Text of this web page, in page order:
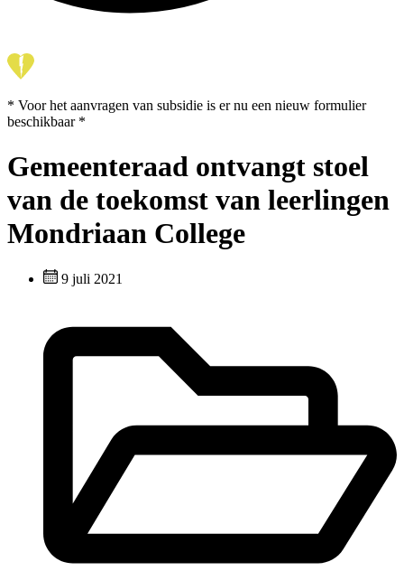
* Voor het aanvragen van subsidie is er nu een nieuw formulier
beschikbaar *
Gemeenteraad ontvangt stoel
van de toekomst van leerlingen
Mondriaan College
9 juli 2021